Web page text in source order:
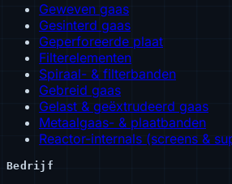
Geweven gaas
Gesinterd gaas
Geperforeerde plaat
Filterelementen
Spiraal- & filterbanden
Gebreid gaas
Gelast & geëxtrudeerd gaas
Metaalgaas- & plaatbanden
Reactor-internals (screens &
Bedrijf